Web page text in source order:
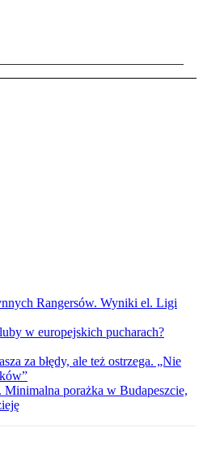
Rangersów. Wyniki el. Ligi
w europejskich pucharach?
za błędy, ale też ostrzega. „Nie
porażka w Budapeszcie,